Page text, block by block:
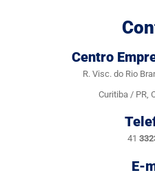
Centro
R. Visc. do Rio
Curitiba / PR,
41
E-